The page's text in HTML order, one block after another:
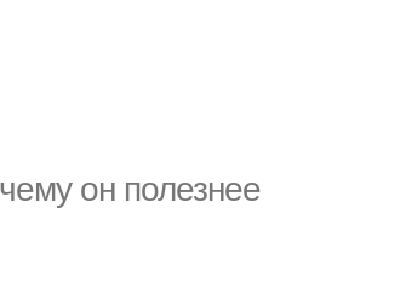
он полезнее